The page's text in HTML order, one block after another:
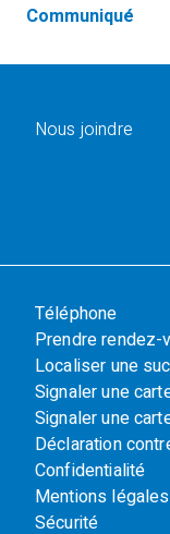
Communiqué
Nous joindre
Téléphone
Prendre rendez-
Localiser une
Signaler une
Signaler une
Déclaration
Confidentialité
Mentions légales
Sécurité